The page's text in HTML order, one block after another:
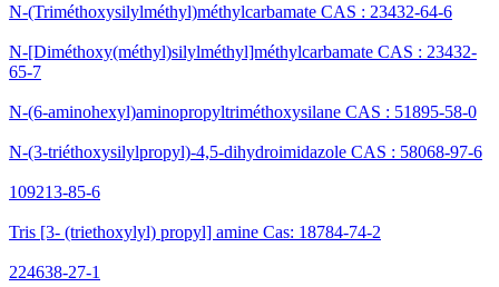
N-(Triméthoxysilylméthyl)méthylcarbamate CAS : 23432-64-6
N-[Diméthoxy(méthyl)silylméthyl]méthylcarbamate CAS : 23432-
65-7
N-(6-aminohexyl)aminopropyltriméthoxysilane CAS : 51895-58-0
N-(3-triéthoxysilylpropyl)-4,5-dihydroimidazole CAS : 58068-97-6
109213-85-6
Tris [3- (triethoxylyl) propyl] amine Cas: 18784-74-2
224638-27-1